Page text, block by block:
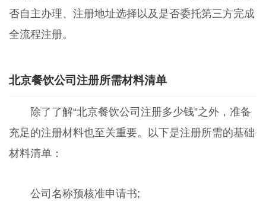
否自主办理、注册地址选择以及是否委托第三方完成
全流程注册。
北京餐饮公司注册所需材料清单
除了了解“北京餐饮公司注册多少钱”之外，准备
充足的注册材料也至关重要。以下是注册所需的基础
材料清单：
公司名称预核准申请书;